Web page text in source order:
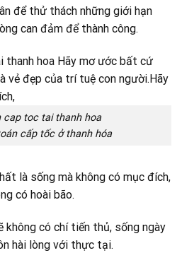
để thử thách những giới hạn
can đảm để thành công.
cap toc tai thanh hoa
cấp tốc ở thanh hóa
là sống mà không có mục đích,
có hoài bão.
có chí tiến thủ, sống ngày
hài lòng với thực tại.